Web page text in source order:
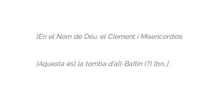
[En el Nom de Déu, el Clement i Misericordiós
[Aquesta és] la tomba d’a[l-Ba]tin (?) [bn…]